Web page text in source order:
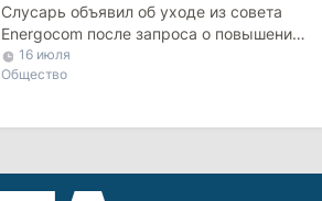
Слусарь объявил об уходе из совета
Energocom после запроса о повышении
тарифа на газ
16 июля
Общество